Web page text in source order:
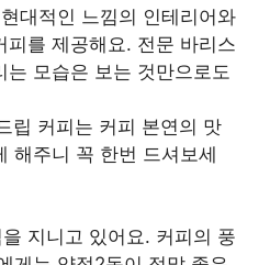
대적인 느낌의 인테리어와
피를 제공해요. 전문 바리스
는 모습은 보는 것만으로도
립 커피는 커피 본연의 맛
해주니 꼭 한번 드셔보세
지니고 있어요. 커피의 풍